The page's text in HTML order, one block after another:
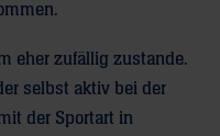
eher zufällig zustande.
selbst aktiv bei der
der Sportart in